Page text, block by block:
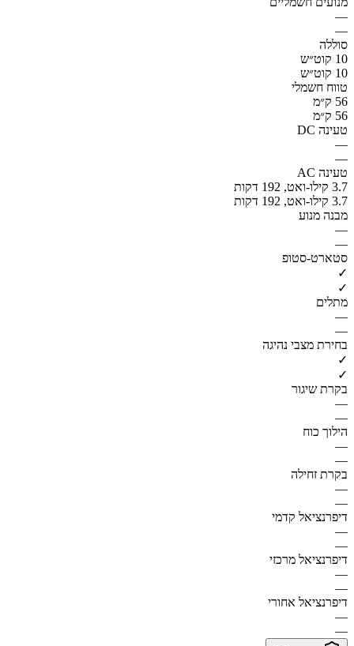
—
—
סוללה
10 קוט״ש
10 קוט״ש
טווח חשמלי
56 ק״מ
56 ק״מ
טעינה DC
—
—
טעינה AC
3.7 קילו-ואט, 192 דקות
3.7 קילו-ואט, 192 דקות
מבנה מנוע
—
—
סטארט-סטופ
✓
✓
מתלים
—
—
בחירת מצבי נהיגה
✓
✓
בקרת שיגור
—
—
הילוך כוח
—
—
בקרת זחילה
—
—
דיפרנציאל קדמי
—
—
דיפרנציאל מרכזי
—
—
דיפרנציאל אחורי
—
—